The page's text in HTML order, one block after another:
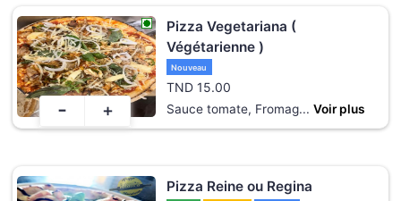
Pizza Vegetariana (
Végétarienne )
Nouveau
TND 15.00
Sauce tomate, Fromag... Voir plus
- +
Pizza Reine ou Regina